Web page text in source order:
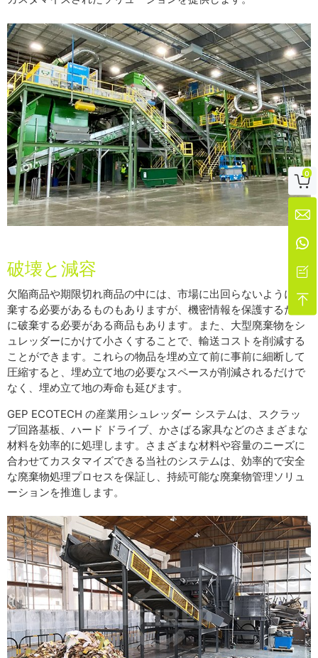
破壊と減容
欠陥商品や期限切れ商品の中には、市場に出回らないように破
棄する必要があるものもありますが、機密情報を保護するため
に破棄する必要がある商品もあります。また、大型廃棄物をシ
ュレッダーにかけて小さくすることで、輸送コストを削減する
ことができます。これらの物品を埋め立て前に事前に細断して
圧縮すると、埋め立て地の必要なスペースが削減されるだけで
なく、埋め立て地の寿命も延びます。
GEP ECOTECH の産業用シュレッダー システムは、スクラッ
プ回路基板、ハード ドライブ、かさばる家具などのさまざまな
材料を効率的に処理します。さまざまな材料や容量のニーズに
合わせてカスタマイズできる当社のシステムは、効率的で安全
な廃棄物処理プロセスを保証し、持続可能な廃棄物管理ソリュ
ーションを推進します。

0



